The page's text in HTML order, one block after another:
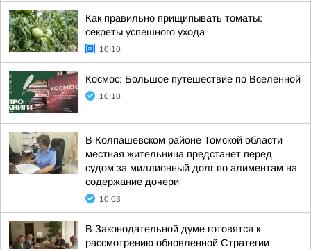
Как правильно прищипывать томаты:
секреты успешного ухода
10:10
Космос: Большое путешествие по Вселенной
10:10
В Колпашевском районе Томской области
местная жительница предстанет перед
судом за миллионный долг по алиментам на
содержание дочери
10:03
В Законодательной думе готовятся к
рассмотрению обновленной Стратегии